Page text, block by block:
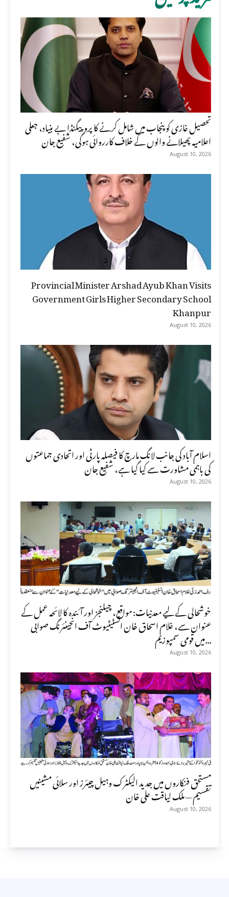
تحصیل غازی کو پنجاب میں شامل کرنے کا پروپیگنڈا بے بنیاد، جعلی
اعلامیہ پھیلانے والوں کے خلاف کارروائی ہوگی، شفیع جان
August 10, 2026
Provincial Minister Arshad Ayub Khan Visits
Government Girls Higher Secondary School
Khanpur
August 10, 2026
اسلام آباد کی جانب لانگ مارچ کا فیصلہ پارٹی اور اتحادی جماعتوں
کی باہمی مشاورت سے کیا گیا ہے، شفیع جان
August 10, 2026
خوشحالی کے لیے معدنیات: مواقع، چیلنجز اور آئندہ کا لائحہ عمل کے
عنوان سے، غلام اسحاق خان انسٹیٹیوٹ آف انجینئرنگ صوابی
میں قومی سمپوزیم...
August 10, 2026
مستحق فنکاروں میں جدید الیکٹرک وہیل چیئرز اور سلائی مشینیں
تقسیم — ملک لیاقت علی خان
August 10, 2026